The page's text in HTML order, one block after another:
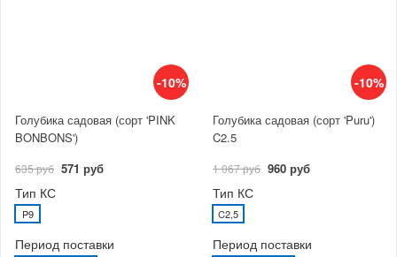
-10%
Голубика садовая (сорт 'PINK
BONBONS')
635 руб 571 руб
Тип КС
P9
Период поставки
-10%
Голубика садовая (сорт 'Puru')
C2.5
1 067 руб 960 руб
Тип КС
C2,5
Период поставки